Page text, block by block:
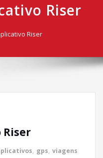
Riser
Riser
Riser
, gps, viagens